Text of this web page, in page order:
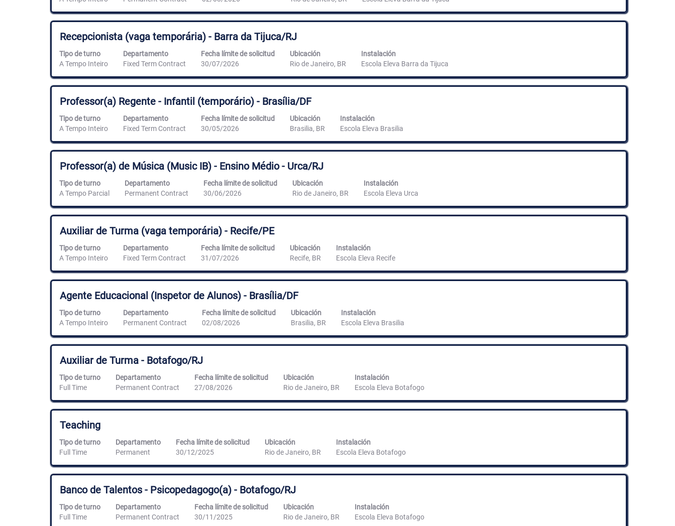
información
del
puesto.
ver
el
contenido
completo
de
información
del
puesto.
Título
Recepcionista (vaga temporária) - Barra da Tijuca/RJ
Tipo de turno
A Tempo Inteiro
Departamento
Fixed Term Contract
Fecha límite de solicitud
30/07/2026
Ubicación
Rio de Janeiro, BR
Instalación
Escola Eleva Barra da Tijuca
Utilice
la
barra
espaciadora
ver
el
contenido
completo
de
información
del
puesto.
Título
Professor(a) Regente - Infantil (temporário) - Brasília/DF
Tipo de turno
A Tempo Inteiro
Departamento
Fixed Term Contract
Fecha límite de solicitud
30/05/2026
Ubicación
Brasilia, BR
Instalación
Escola Eleva Brasilia
Utilice
la
barra
espaciadora
ver
el
contenido
completo
de
información
del
puesto.
Título
Professor(a) de Música (Music IB) - Ensino Médio - Urca/RJ
Tipo de turno
A Tempo Parcial
Departamento
Permanent Contract
Fecha límite de solicitud
30/06/2026
Ubicación
Rio de Janeiro, BR
Instalación
Escola Eleva Urca
Utilice
la
barra
espaciadora
ver
el
contenido
completo
de
información
del
puesto.
Título
Auxiliar de Turma (vaga temporária) - Recife/PE
Tipo de turno
A Tempo Inteiro
Departamento
Fixed Term Contract
Fecha límite de solicitud
31/07/2026
Ubicación
Recife, BR
Instalación
Escola Eleva Recife
Utilice
la
barra
espaciadora
ver
el
contenido
completo
de
información
del
puesto.
Título
Agente Educacional (Inspetor de Alunos) - Brasília/DF
Tipo de turno
A Tempo Inteiro
Departamento
Permanent Contract
Fecha límite de solicitud
02/08/2026
Ubicación
Brasilia, BR
Instalación
Escola Eleva Brasilia
Utilice
la
barra
espaciadora
ver
el
contenido
completo
de
información
del
puesto.
Título
Auxiliar de Turma - Botafogo/RJ
Tipo de turno
Full Time
Departamento
Permanent Contract
Fecha límite de solicitud
27/08/2026
Ubicación
Rio de Janeiro, BR
Instalación
Escola Eleva Botafogo
Utilice
la
barra
espaciadora
ver
el
contenido
completo
de
información
del
puesto.
Título
Teaching
Tipo de turno
Full Time
Departamento
Permanent
Fecha límite de solicitud
30/12/2025
Ubicación
Rio de Janeiro, BR
Instalación
Escola Eleva Botafogo
Utilice
la
barra
espaciadora
ver
el
contenido
completo
de
información
Título
Banco de Talentos - Psicopedagogo(a) - Botafogo/RJ
Tipo de turno
Full Time
Departamento
Permanent Contract
Fecha límite de solicitud
30/11/2025
Ubicación
Rio de Janeiro, BR
Instalación
Escola Eleva Botafogo
Utilice
la
barra
espaciadora